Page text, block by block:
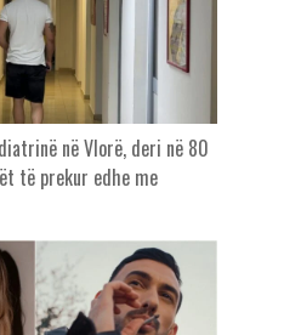
në Vlorë, deri në 80
të prekur edhe me